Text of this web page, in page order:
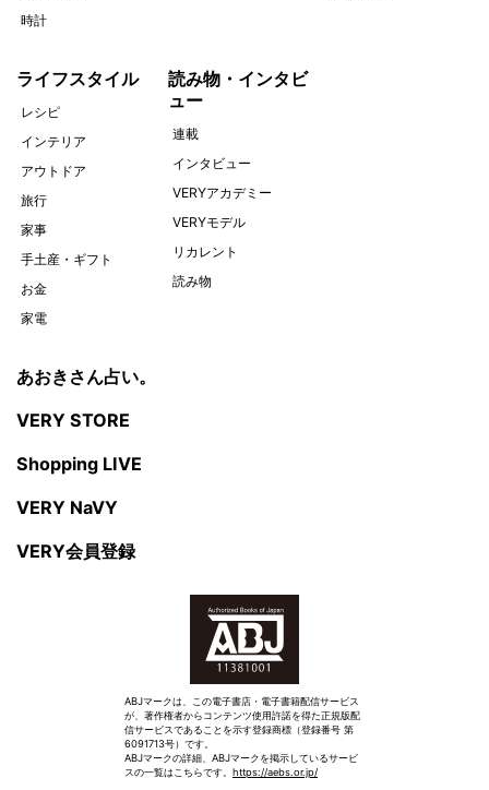
時計
ライフスタイル
レシピ
インテリア
アウトドア
旅行
家事
手土産・ギフト
お金
家電
読み物・インタビ
ュー
連載
インタビュー
VERYアカデミー
VERYモデル
リカレント
読み物
あおきさん占い。
VERY STORE
Shopping LIVE
VERY NaVY
VERY会員登録
ABJマークは、この電子書店・電子書籍配信サービス
が、著作権者からコンテンツ使用許諾を得た正規版配
信サービスであることを示す登録商標（登録番号 第
6091713号）です。
ABJマークの詳細、ABJマークを掲示しているサービ
スの一覧はこちらです。 https://aebs.or.jp/